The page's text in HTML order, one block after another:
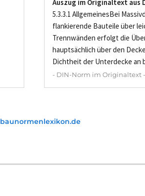
Auszug im Originaltext aus
5.3.3.1 AllgemeinesBei
flankierende Bauteile über
Trennwänden erfolgt die
hauptsächlich über den
Dichtheit der Unterdecke an
- DIN-Norm im Originaltext -
baunormenlexikon.de